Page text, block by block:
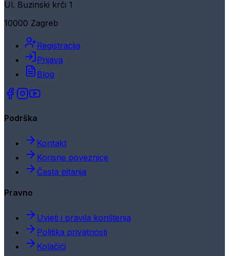
Ul. Buzinski krči 1
10000 Zagreb
Registracija
Prijava
Blog
Podrška
Kontakt
Korisne poveznice
Česta pitanja
Pravno
Uvjeti i pravila korištenja
Politika privatnosti
Kolačići